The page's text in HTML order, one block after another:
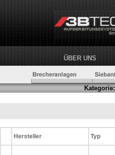
ÜBER UNS
Kategorie:
Hersteller Typ